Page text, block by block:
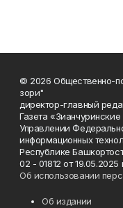
© 2026 Общественно-
зори"
директор-главный
Газета
Управлении
информационных
Республике
02 - 01812 от 19.05.2025
Об использовании
Об издании